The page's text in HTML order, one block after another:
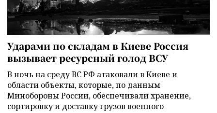
Ударами по складам в Киеве Россия
вызывает ресурсный голод ВСУ
В ночь на среду ВС РФ атаковали в Киеве и
области объекты, которые, по данным
Минобороны России, обеспечивали хранение,
сортировку и доставку грузов военного